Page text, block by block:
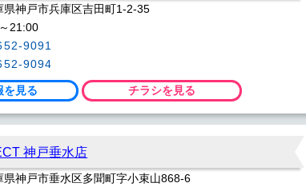
県神戸市兵庫区吉田町1-2-35
21:00
9091
9094
を見る チラシを見る
神戸垂水店
神戸市垂水区多聞町字小束山868-6